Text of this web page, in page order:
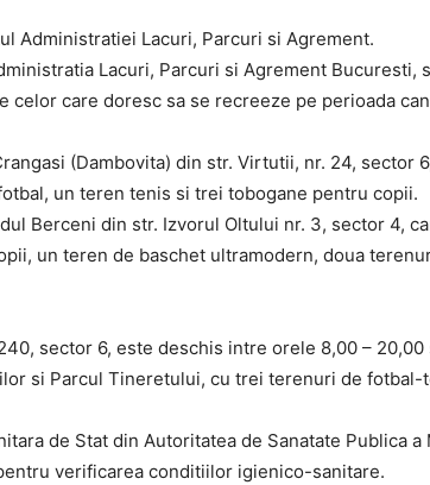
Administratiei Lacuri, Parcuri si Agrement.
Lacuri, Parcuri si Agrement
care doresc sa se recreeze pe perioada
(Dambovita) din str. Virtutii, nr. 24,
un teren tenis si trei tobogane pentru copii.
Berceni din str. Izvorul Oltului nr. 3, sector 4,
un teren de baschet ultramodern, doua
sector 6, este deschis intre orele 8,00 –
si Parcul Tineretului, cu trei terenuri de
de Stat din Autoritatea de Sanatate Publica
verificarea conditiilor igienico-sanitare.